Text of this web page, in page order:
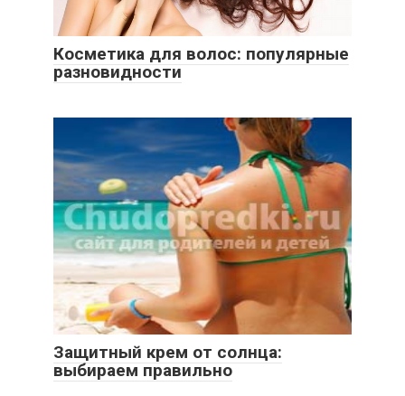
Косметика для волос: популярные
разновидности
Защитный крем от солнца:
выбираем правильно